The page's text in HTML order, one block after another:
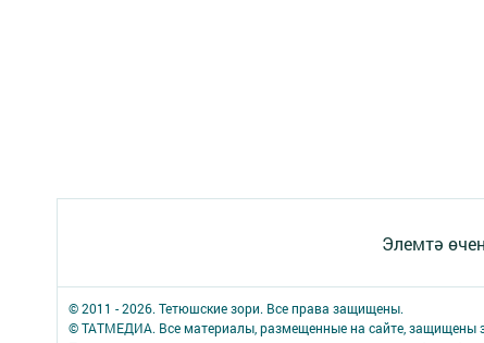
Элемтә өчен
© 2011 - 2026. Тетюшские зори. Все права защищены.
© ТАТМЕДИА. Все материалы, размещенные на сайте, защищены